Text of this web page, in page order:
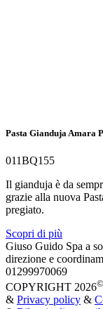
Pasta Gianduja Amara
011BQ155
Il gianduja è da
grazie alla nuova
pregiato.
Scopri di più
Giuso Guido Spa a
direzione e
01299970069
COPYRIGHT 2026©
& Privacy policy &